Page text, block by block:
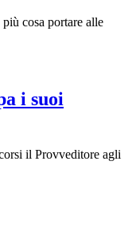
cosa portare alle
i suoi
il Provveditore agli